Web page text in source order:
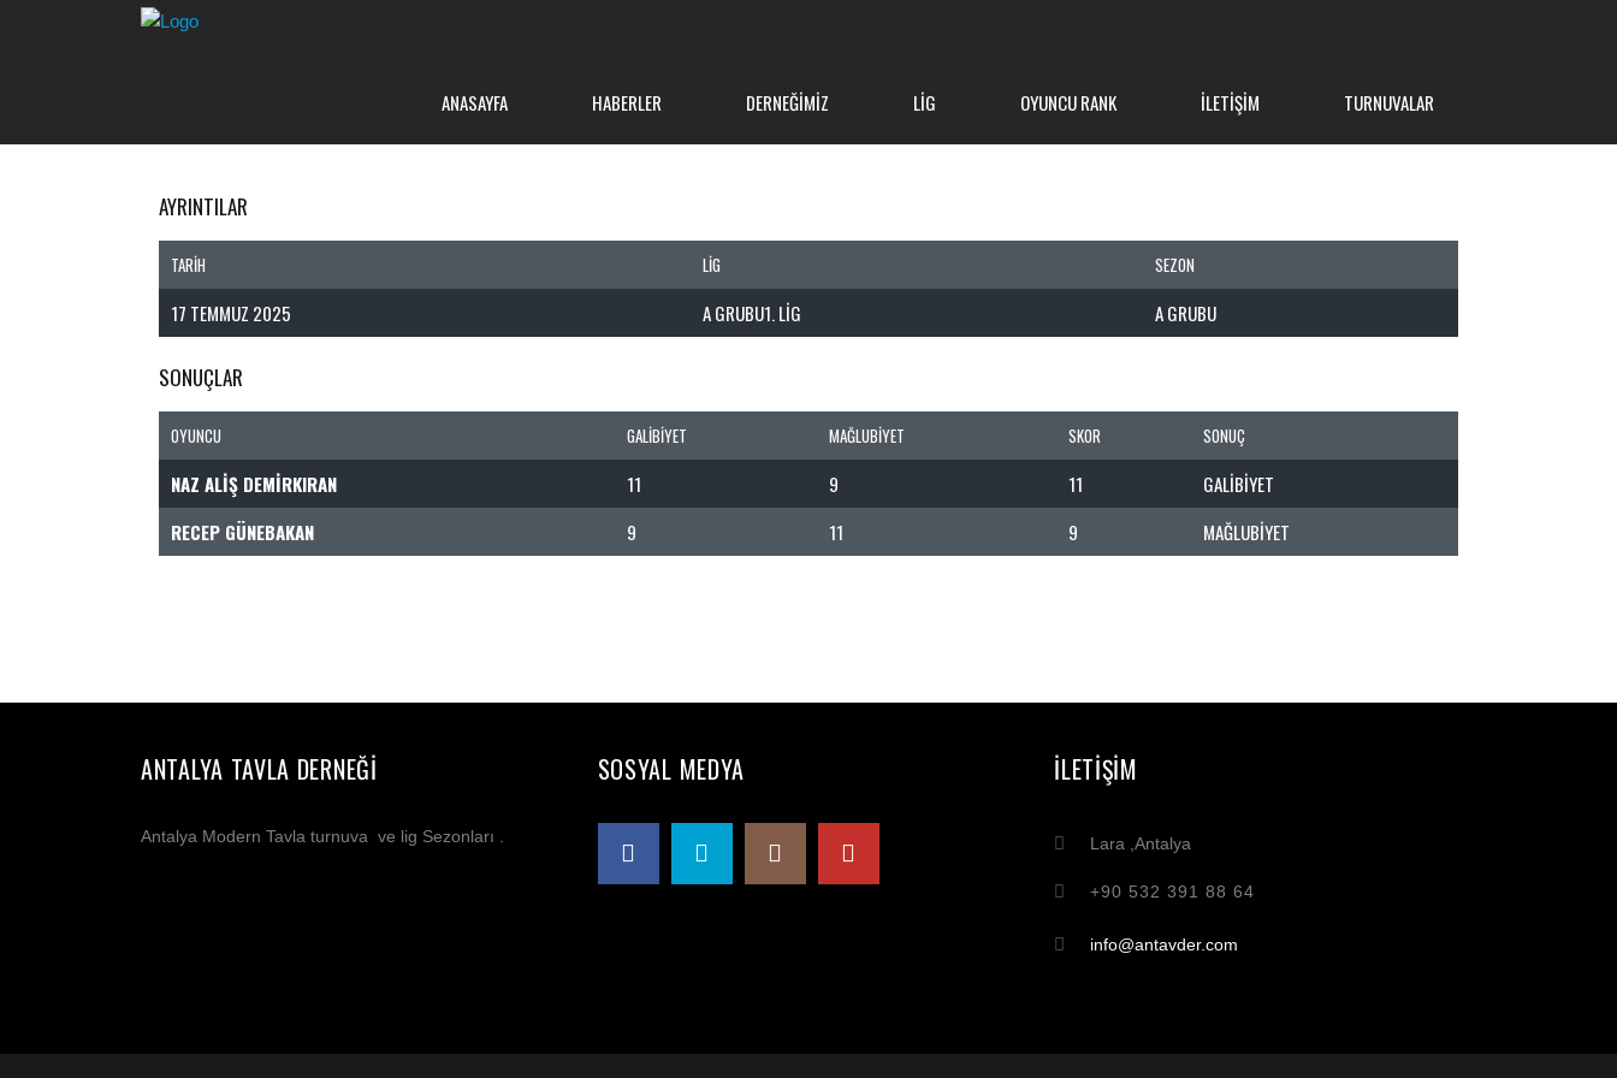
ANASAYFA HABERLER DERNEĞIMIZ LIG OYUNCU RANK İLETIŞIM TURNUVALAR
AYRINTILAR
TARIH LIG SEZON
17 TEMMUZ 2025 A GRUBU1. LIG A GRUBU
SONUÇLAR
OYUNCU GALIBIYET MAĞLUBIYET SKOR SONUÇ
NAZ ALIŞ DEMIRKIRAN 11 9 11
GALIBIYET
RECEP GÜNEBAKAN
9 11 9 MAĞLUBIYET
ANTALYA TAVLA DERNEĞI
Antalya Modern Tavla turnuva ve lig Sezonları .
SOSYAL MEDYA İLETIŞIM
Lara ,Antalya
+90 532 391 88 64
info@antavder.com